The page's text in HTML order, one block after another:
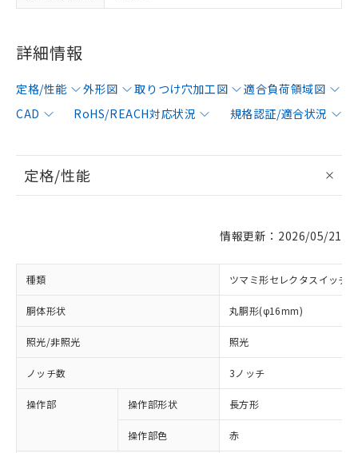
詳細情報
定格/性能 外形図 取りつけ穴加工図
適合負荷領域図
CAD
RoHS/REACH対応状況 規格認証/適合状況
定格/性能
情報更新：2026/05/21
種類 ツマミ形セレクタスイッチ
胴体形状 丸胴形(φ16mm)
照光/非照光 照光
ノッチ数 3ノッチ
操作部 操作部形状 長方形
操作部色 赤